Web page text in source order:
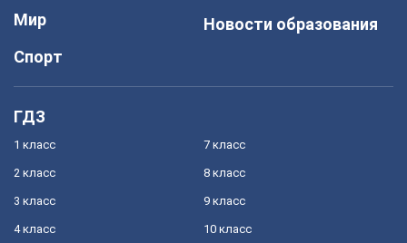
Мир
Спорт
Новости образования
ГДЗ
1 класс
2 класс
3 класс
4 класс
7 класс
8 класс
9 класс
10 класс